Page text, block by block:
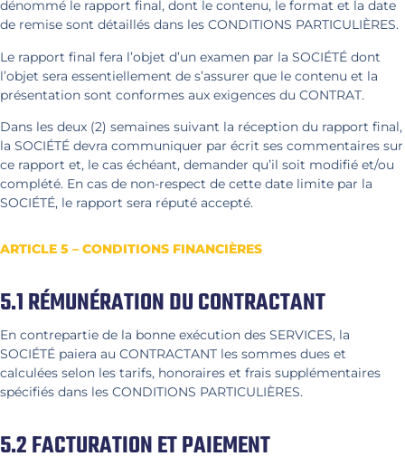
dénommé le rapport final, dont le contenu, le format et la date
de remise sont détaillés dans les CONDITIONS PARTICULIÈRES.
Le rapport final fera l’objet d’un examen par la SOCIÉTÉ dont
l’objet sera essentiellement de s’assurer que le contenu et la
présentation sont conformes aux exigences du CONTRAT.
Dans les deux (2) semaines suivant la réception du rapport final,
la SOCIÉTÉ devra communiquer par écrit ses commentaires sur
ce rapport et, le cas échéant, demander qu’il soit modifié et/ou
complété. En cas de non-respect de cette date limite par la
SOCIÉTÉ, le rapport sera réputé accepté.
ARTICLE 5 – CONDITIONS FINANCIÈRES
5.1 RÉMUNÉRATION DU CONTRACTANT
En contrepartie de la bonne exécution des SERVICES, la
SOCIÉTÉ paiera au CONTRACTANT les sommes dues et
calculées selon les tarifs, honoraires et frais supplémentaires
spécifiés dans les CONDITIONS PARTICULIÈRES.
5.2 FACTURATION ET PAIEMENT